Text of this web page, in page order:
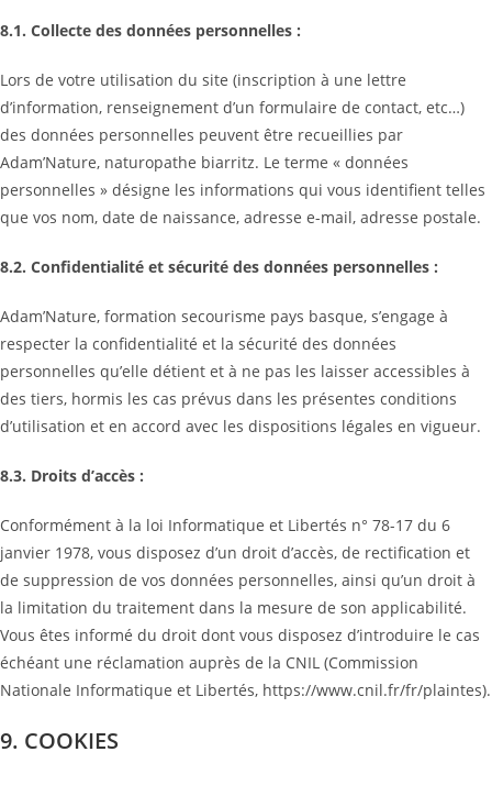
8.1. Collecte des données personnelles :
Lors de votre utilisation du site (inscription à une lettre
d’information, renseignement d’un formulaire de contact, etc…)
des données personnelles peuvent être recueillies par
Adam’Nature, naturopathe biarritz. Le terme « données
personnelles » désigne les informations qui vous identifient telles
que vos nom, date de naissance, adresse e-mail, adresse postale.
8.2. Confidentialité et sécurité des données personnelles :
Adam’Nature, formation secourisme pays basque, s’engage à
respecter la confidentialité et la sécurité des données
personnelles qu’elle détient et à ne pas les laisser accessibles à
des tiers, hormis les cas prévus dans les présentes conditions
d’utilisation et en accord avec les dispositions légales en vigueur.
8.3. Droits d’accès :
Conformément à la loi Informatique et Libertés n° 78-17 du 6
janvier 1978, vous disposez d’un droit d’accès, de rectification et
de suppression de vos données personnelles, ainsi qu’un droit à
la limitation du traitement dans la mesure de son applicabilité.
Vous êtes informé du droit dont vous disposez d’introduire le cas
échéant une réclamation auprès de la CNIL (Commission
Nationale Informatique et Libertés, https://www.cnil.fr/fr/plaintes).
9. COOKIES